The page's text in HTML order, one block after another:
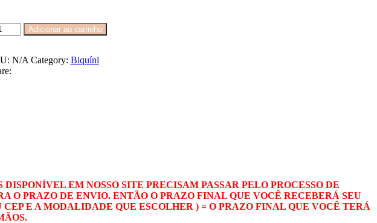
Adicionar ao carrinho
N/A Category: Biquíni
EM NOSSO SITE PRECISAM PASSAR PELO PROCESSO DE
O PRAZO DE ENVIO. ENTÃO O PRAZO FINAL QUE VOCÊ RECEBERÁ SEU
E A MODALIDADE QUE ESCOLHER ) = O PRAZO FINAL QUE VOCÊ TERÁ